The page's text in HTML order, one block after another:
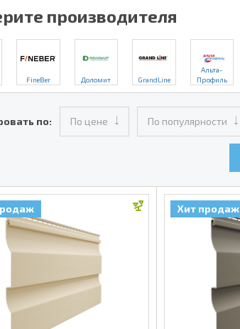
производителя
FineBer Доломит GrandLine
Альта-
Профиль
по: По цене По популярности
Хит продаж